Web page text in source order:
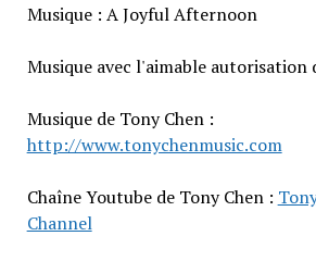
Musique : A Joyful Afternoon
Musique avec l'aimable autorisation
Musique de Tony Chen :
http://www.tonychenmusic.com
Chaîne Youtube de Tony Chen :
Channel